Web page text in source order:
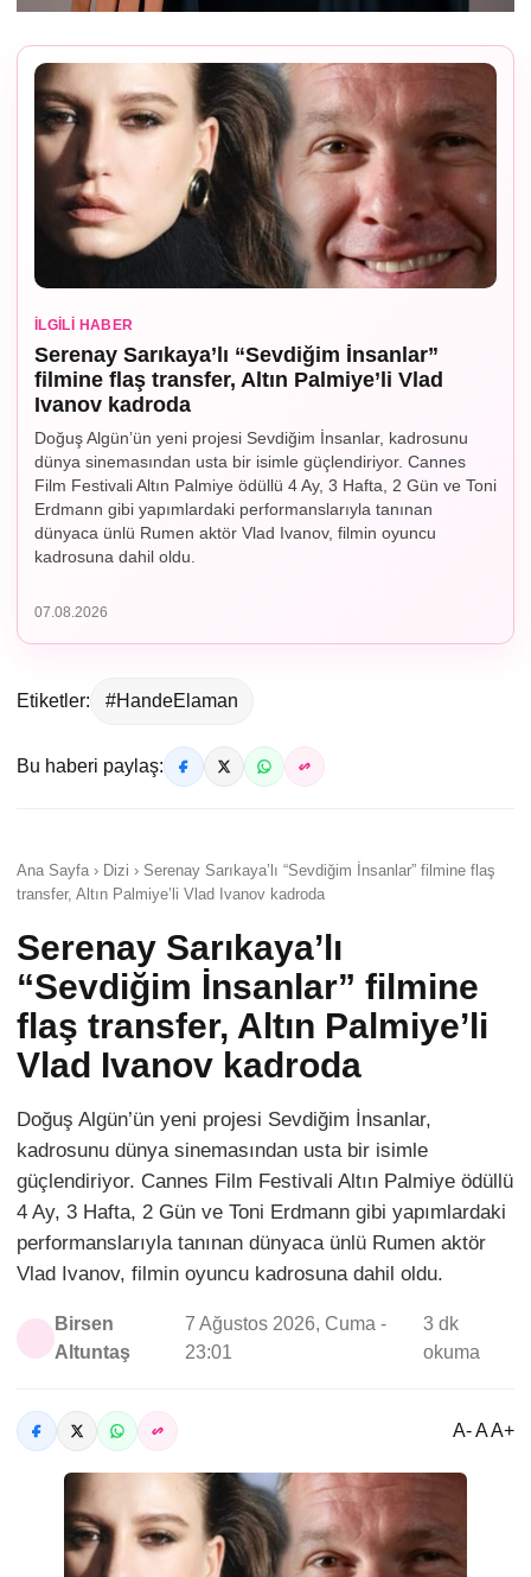
İLGILI HABER
Serenay Sarıkaya’lı “Sevdiğim İnsanlar”
filmine flaş transfer, Altın Palmiye’li Vlad
Ivanov kadroda
Doğuş Algün’ün yeni projesi Sevdiğim İnsanlar, kadrosunu
dünya sinemasından usta bir isimle güçlendiriyor. Cannes
Film Festivali Altın Palmiye ödüllü 4 Ay, 3 Hafta, 2 Gün ve Toni
Erdmann gibi yapımlardaki performanslarıyla tanınan
dünyaca ünlü Rumen aktör Vlad Ivanov, filmin oyuncu
kadrosuna dahil oldu.
07.08.2026
Etiketler: #HandeElaman
Bu haberi paylaş:
Ana Sayfa › Dizi › Serenay Sarıkaya’lı “Sevdiğim İnsanlar” filmine flaş
transfer, Altın Palmiye’li Vlad Ivanov kadroda
Serenay Sarıkaya’lı
“Sevdiğim İnsanlar” filmine
flaş transfer, Altın Palmiye’li
Vlad Ivanov kadroda
Doğuş Algün’ün yeni projesi Sevdiğim İnsanlar,
kadrosunu dünya sinemasından usta bir isimle
güçlendiriyor. Cannes Film Festivali Altın Palmiye ödüllü
4 Ay, 3 Hafta, 2 Gün ve Toni Erdmann gibi yapımlardaki
performanslarıyla tanınan dünyaca ünlü Rumen aktör
Vlad Ivanov, filmin oyuncu kadrosuna dahil oldu.
Birsen
Altuntaş
7 Ağustos 2026, Cuma -
23:01
3 dk
okuma
A- A A+